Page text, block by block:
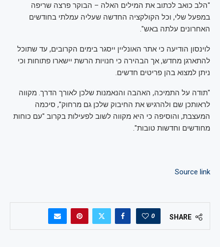
"הלב כואב לכתוב את המילים האלה – הבוקר פרצה שריפה
במפעל שלי, וכל הקולקציה החדשה שעליה עמלתי בחודשים
האחרונים עלתה באש".
לוינסון הודיעה כי אתר האונליין ייסגר בימים הקרובים, עד שתוכל
להתארגן מחדש, אך הבהירה כי חנויות הרשת יישארו פתוחות וכי
ניתן למצוא בהן פריטים חדשים.
"תודה על התמיכה, האהבה והנאמנות שלכן לאורך הדרך. מקווה
לראותכן שם ולהרגיש את החיבוק שלכן גם מרחוק", סיכמה
המעצבת, והוסיפה כי היא מקווה לשוב לפעילות בקרוב "עם כוחות
מחודשים וחדשות טובות".
Source link
SHARE
0